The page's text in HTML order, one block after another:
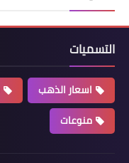
التسميات
اسعار الذهب
منوعات